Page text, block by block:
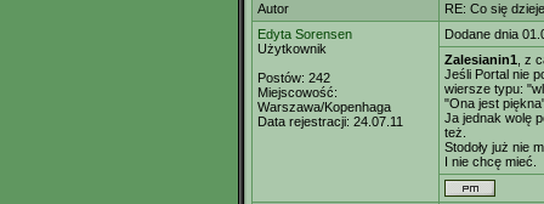
Autor
RE: Co się
Edyta Sorensen
Użytkownik
Postów: 242
Miejscowość:
Warszawa/Kopenhaga
Data rejestracji: 24.07.11
Dodane dnia
Zalesianin1 , z
Jeśli Portal nie
wiersze typu:
"Ona jest
Ja jednak wolę
też.
Stodoły już nie
I nie chcę mieć.